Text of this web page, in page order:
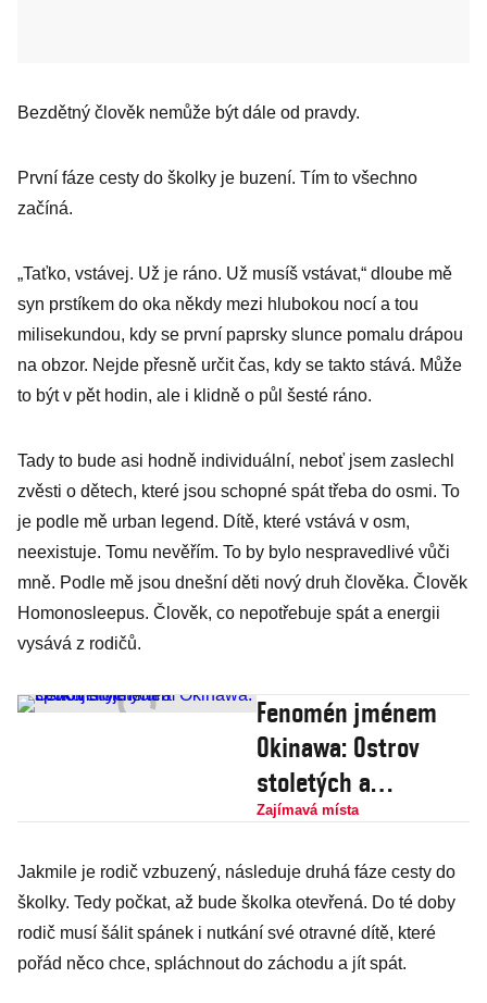
Bezdětný člověk nemůže být dále od pravdy.
První fáze cesty do školky je buzení. Tím to všechno
začíná.
„Taťko, vstávej. Už je ráno. Už musíš vstávat,“ dloube mě
syn prstíkem do oka někdy mezi hlubokou nocí a tou
milisekundou, kdy se první paprsky slunce pomalu drápou
na obzor. Nejde přesně určit čas, kdy se takto stává. Může
to být v pět hodin, ale i klidně o půl šesté ráno.
Tady to bude asi hodně individuální, neboť jsem zaslechl
zvěsti o dětech, které jsou schopné spát třeba do osmi. To
je podle mě urban legend. Dítě, které vstává v osm,
neexistuje. Tomu nevěřím. To by bylo nespravedlivé vůči
mně. Podle mě jsou dnešní děti nový druh člověka. Člověk
Homonosleepus. Člověk, co nepotřebuje spát a energii
vysává z rodičů.
Fenomén jménem
Okinawa: Ostrov
stoletých a
spokojených lidí
Zajímavá místa
Jakmile je rodič vzbuzený, následuje druhá fáze cesty do
školky. Tedy počkat, až bude školka otevřená. Do té doby
rodič musí šálit spánek i nutkání své otravné dítě, které
pořád něco chce, spláchnout do záchodu a jít spát.